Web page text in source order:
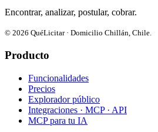
Encontrar, analizar, postular, cobrar.
© 2026 QuéLicitar · Domicilio Chillán, Chile.
Producto
Funcionalidades
Precios
Explorador público
Integraciones · MCP · API
MCP para tu IA